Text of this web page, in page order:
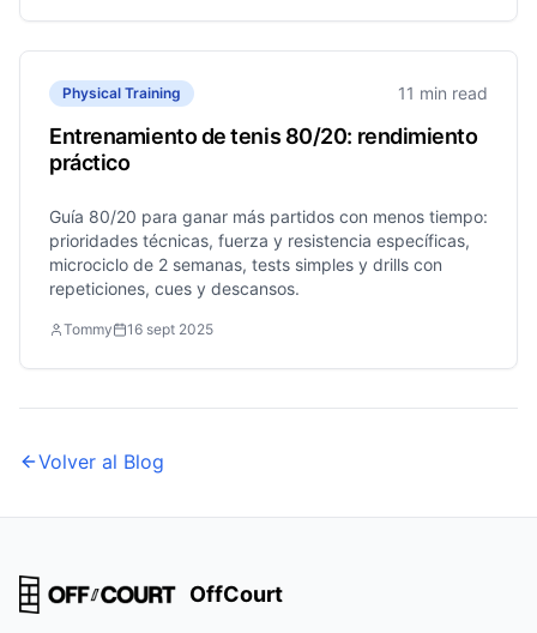
Physical Training 11 min read
Entrenamiento de tenis 80/20: rendimiento
práctico
Guía 80/20 para ganar más partidos con menos tiempo:
prioridades técnicas, fuerza y resistencia específicas,
microciclo de 2 semanas, tests simples y drills con
repeticiones, cues y descansos.
Tommy 16 sept 2025
Volver al Blog
OffCourt